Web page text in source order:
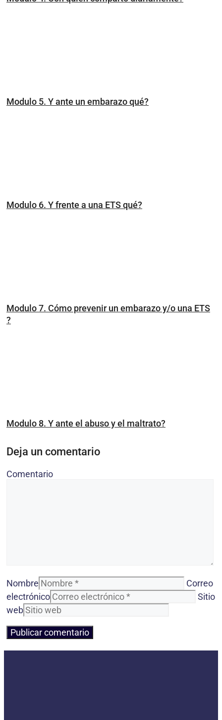
Modulo 5. Y ante un embarazo qué?
Modulo 6. Y frente a una ETS qué?
Modulo 7. Cómo prevenir un embarazo y/o una ETS
?
Modulo 8. Y ante el abuso y el maltrato?
Deja un comentario
Comentario
Nombre
Correo
electrónico
Sitio
web